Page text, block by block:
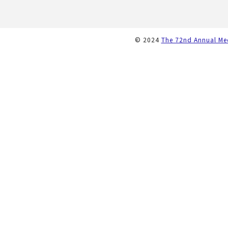
© 2024 The 72nd Annual